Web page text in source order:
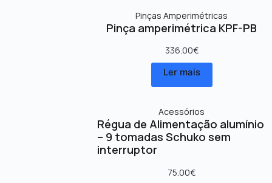
Pinças Amperimétricas
Pinça amperimétrica KPF-PB
336.00€
Ler mais
Acessórios
Régua de Alimentação alumínio
– 9 tomadas Schuko sem
interruptor
75.00€